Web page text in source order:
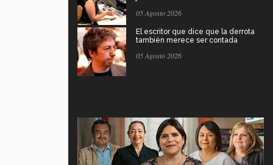
05 Agosto 2026
El escritor que dice que la derrota
también merece ser contada
05 Agosto 2026